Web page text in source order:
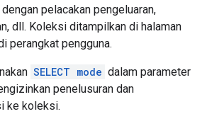
pelacakan pengeluaran,
dll. Koleksi ditampilkan di halaman
perangkat pengguna.
SELECT mode dalam parameter
penelusuran dan
ke koleksi.